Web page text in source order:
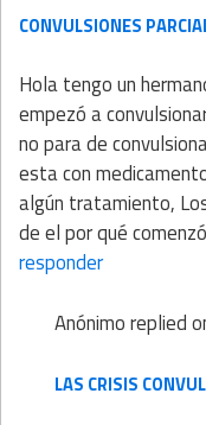
CONVULSIONES
Hola tengo un
empezó a
no para de
esta con
algún tratamiento,
de el por qué
responder
Anónimoreplied
LAS CRISIS